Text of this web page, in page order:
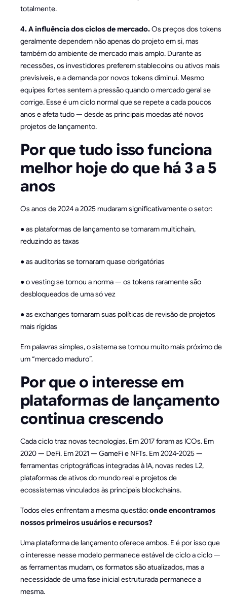
totalmente.
4. A influência dos ciclos de mercado.Os preços dos tokens
geralmente dependem não apenas do projeto em si, mas
também do ambiente de mercado mais amplo. Durante as
recessões, os investidores preferem stablecoins ou ativos mais
previsíveis, e a demanda por novos tokens diminui. Mesmo
equipes fortes sentem a pressão quando o mercado geral se
corrige. Esse é um ciclo normal que se repete a cada poucos
anos e afeta tudo — desde as principais moedas até novos
projetos de lançamento.
Por que tudo isso funciona
melhor hoje do que há 3 a 5
anos
Os anos de 2024 a 2025 mudaram significativamente o setor:
● as plataformas de lançamento se tornaram multichain,
reduzindo as taxas
● as auditorias se tornaram quase obrigatórias
● o vesting se tornou a norma — os tokens raramente são
desbloqueados de uma só vez
● as exchanges tornaram suas políticas de revisão de projetos
mais rígidas
Em palavras simples, o sistema se tornou muito mais próximo de
um “mercado maduro”.
Por que o interesse em
plataformas de lançamento
continua crescendo
Cada ciclo traz novas tecnologias. Em 2017 foram as ICOs. Em
2020 — DeFi. Em 2021 — GameFi e NFTs. Em 2024-2025 —
ferramentas criptográficas integradas à IA, novas redes L2,
plataformas de ativos do mundo real e projetos de
ecossistemas vinculados às principais blockchains.
Todos eles enfrentam a mesma questão:onde encontramos
nossos primeiros usuários e recursos?
Uma plataforma de lançamento oferece ambos. E é por isso que
o interesse nesse modelo permanece estável de ciclo a ciclo —
as ferramentas mudam, os formatos são atualizados, mas a
necessidade de uma fase inicial estruturada permanece a
mesma.